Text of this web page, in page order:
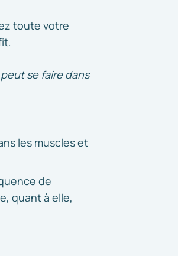
toute votre
se faire dans
les muscles et
de
quant à elle,